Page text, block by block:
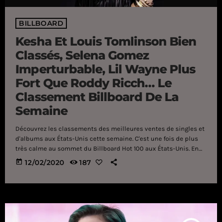
BILLBOARD
Kesha Et Louis Tomlinson Bien
Classés, Selena Gomez
Imperturbable, Lil Wayne Plus
Fort Que Roddy Ricch… Le
Classement Billboard De La
Semaine
Découvrez les classements des meilleures ventes de singles et
d'albums aux États-Unis cette semaine. C'est une fois de plus
très calme au sommet du Billboard Hot 100 aux États-Unis. En
première position, on retrouve le rappeur Roddy Ricch avec "The
Box" alors que juste derrière, Future et Drake ne bougent pas
today 12/02/2020 187